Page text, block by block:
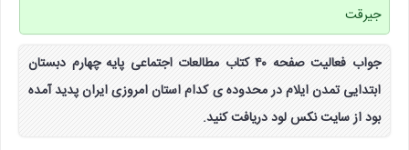
جیرقت‌
جواب فعالیت صفحه ۴۰ کتاب مطالعات اجتماعی پایه چهارم دبستان
ابتدایی تمدن ایلام در محدوده ی کدام استان امروزی ایران پدید آمده
بود از سایت نکس لود دریافت کنید.